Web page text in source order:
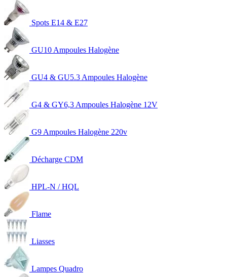
Spots E14 & E27
GU10 Ampoules Halogène
GU4 & GU5.3 Ampoules Halogène
G4 & GY6,3 Ampoules Halogène 12V
G9 Ampoules Halogène 220v
Décharge CDM
HPL-N / HQL
Flame
Liasses
Lampes Quadro